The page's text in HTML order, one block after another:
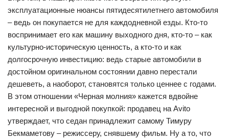
эксплуатационные нюансы пятидесятилетнего автомобиля
– ведь он покупается не для каждодневной езды. Кто-то
воспринимает его как машину выходного дня, кто-то – как
культурно-историческую ценность, а кто-то и как
долгосрочную инвестицию: ведь старые автомобили в
достойном оригинальном состоянии давно перестали
дешеветь, а наоборот, становятся только ценнее с годами.
В этом отношении «Черная молния» кажется вдвойне
интересной и выгодной покупкой: продавец на Avito
утверждает, что седан принадлежит самому Тимуру
Бекмаметову – режиссеру, снявшему фильм. Ну а то, что